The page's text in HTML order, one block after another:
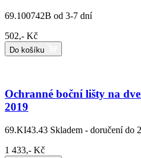
69.100742B od 3-7 dní
502,- Kč
Do košíku
Ochranné boční lišty na
2019
69.KI43.43 Skladem - doručení do
1 433,- Kč